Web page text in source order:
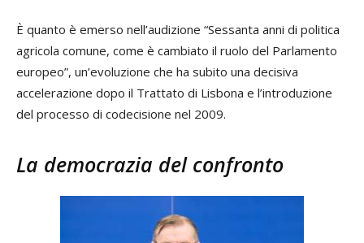
È quanto è emerso nell’audizione “Sessanta anni di politica
agricola comune, come è cambiato il ruolo del Parlamento
europeo”, un’evoluzione che ha subito una decisiva
accelerazione dopo il Trattato di Lisbona e l’introduzione
del processo di codecisione nel 2009.
La democrazia del confronto